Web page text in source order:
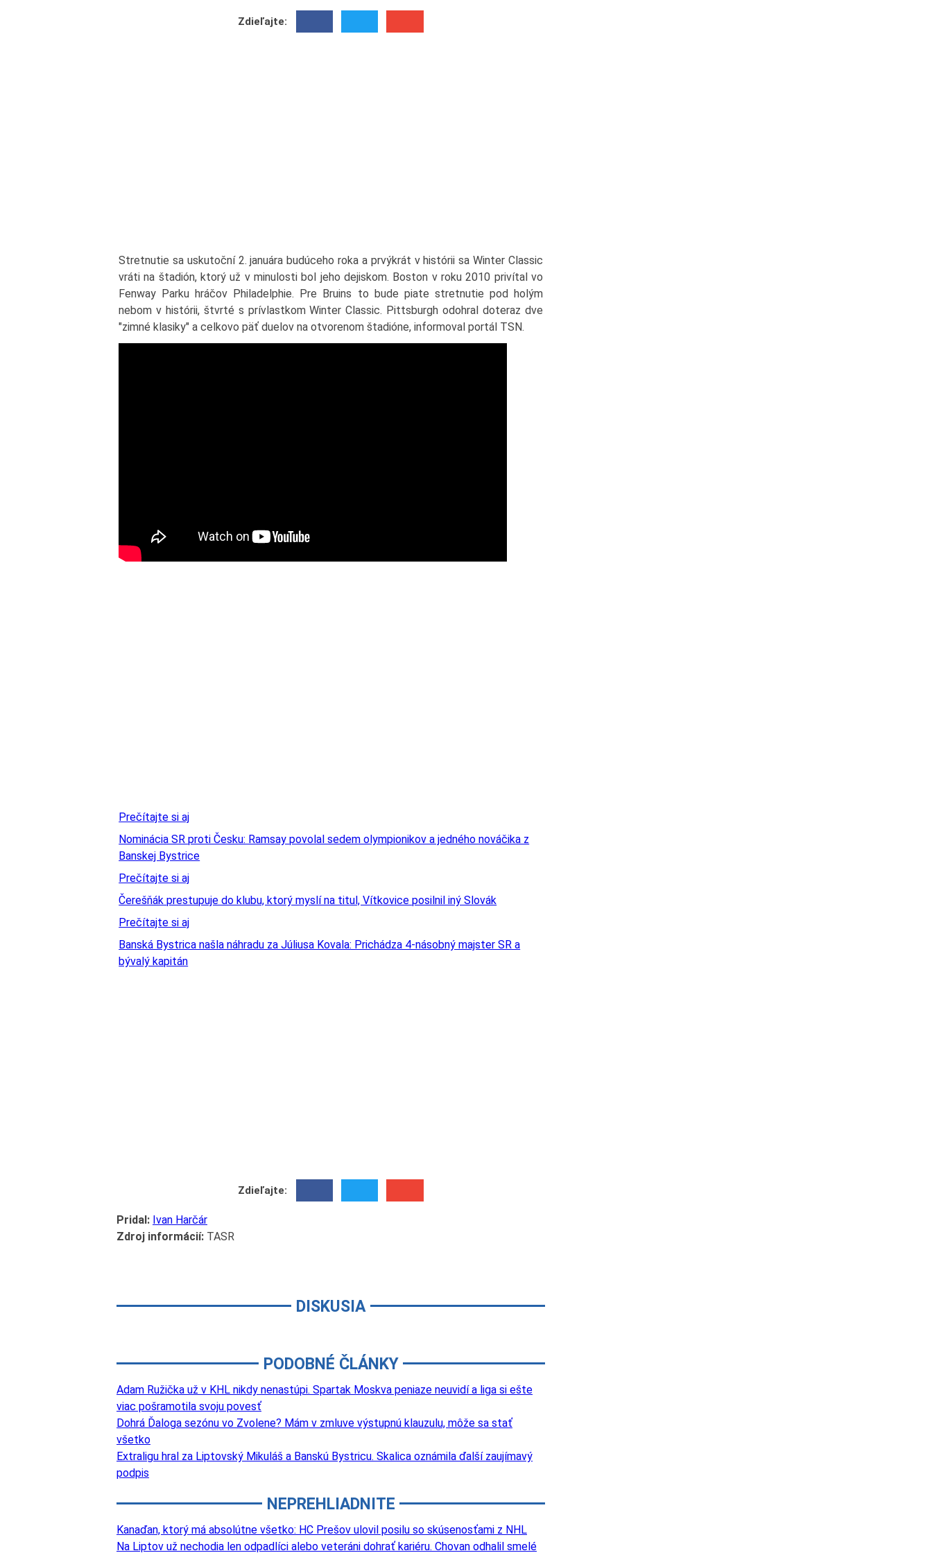
Zdieľajte:
Stretnutie sa uskutoční 2. januára budúceho roka a prvýkrát v histórii sa Winter Classic
vráti na štadión, ktorý už v minulosti bol jeho dejiskom. Boston v roku 2010 privítal vo
Fenway Parku hráčov Philadelphie. Pre Bruins to bude piate stretnutie pod holým
nebom v histórii, štvrté s prívlastkom Winter Classic. Pittsburgh odohral doteraz dve
"zimné klasiky" a celkovo päť duelov na otvorenom štadióne, informoval portál TSN.
Prečítajte si aj
Nominácia SR proti Česku: Ramsay povolal sedem olympionikov a jedného nováčika z
Banskej Bystrice
Prečítajte si aj
Čerešňák prestupuje do klubu, ktorý myslí na titul, Vítkovice posilnil iný Slovák
Prečítajte si aj
Banská Bystrica našla náhradu za Júliusa Kovala: Prichádza 4-násobný majster SR a
bývalý kapitán
Zdieľajte:
Pridal: Ivan Harčár
Zdroj informácií: TASR
DISKUSIA
PODOBNÉ ČLÁNKY
Adam Ružička už v KHL nikdy nenastúpi. Spartak Moskva peniaze neuvidí a liga si ešte
viac pošramotila svoju povesť
Dohrá Ďaloga sezónu vo Zvolene? Mám v zmluve výstupnú klauzulu, môže sa stať
všetko
Extraligu hral za Liptovský Mikuláš a Banskú Bystricu. Skalica oznámila ďalší zaujímavý
podpis
NEPREHLIADNITE
Kanaďan, ktorý má absolútne všetko: HC Prešov ulovil posilu so skúsenosťami z NHL
Na Liptov už nechodia len odpadlíci alebo veteráni dohrať kariéru. Chovan odhalil smelé